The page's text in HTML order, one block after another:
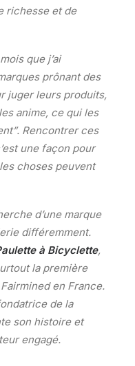
richesse et de
que j’ai
prônant des
juger leurs produits,
anime, ce qui les
Rencontrer ces
une façon pour
choses peuvent
d’une marque
différemment.
à Bicyclette,
la première
en France.
de la
son histoire et
engagé.